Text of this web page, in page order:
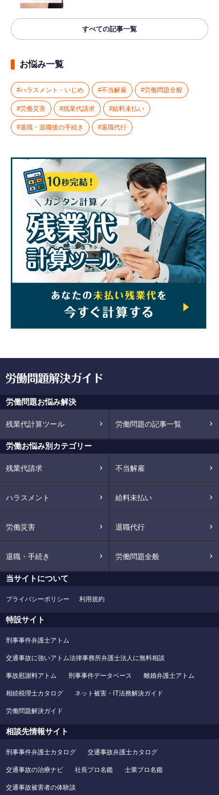
すべての記事一覧
お悩み一覧
ハラスメント・いじめ 不当解雇 労働問題全般
労働災害 残業代請求 給料未払い
退職・退職後の手続き 退職代行
労働問題お悩み解決
残業代計算ツール 労働問題の記事一覧
労働お悩み別カテゴリー
残業代請求 不当解雇
ハラスメント 給料未払い
労働災害 退職代行
退職・手続き 労働問題全般
当サイトについて
プライバシーポリシー 利用規約
特設サイト
刑事事件弁護士アトム
交通事故に強いアトム法律事務所弁護士法人に無料相談
事故慰謝料アトム 刑事事件データベース 離婚弁護士アトム
相続税理士カタログ ネット被害・IT法務解決ガイド
労働問題解決ガイド
相談先情報サイト
刑事事件弁護士カタログ 交通事故弁護士カタログ
交通事故の治療ナビ 社長プロ名鑑 士業プロ名鑑
交通事故被害者の体験談